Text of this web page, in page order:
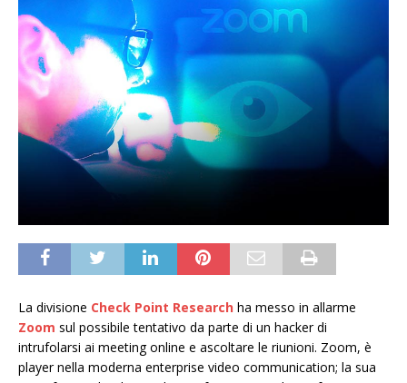
La divisione Check Point Research ha messo in allarme
Zoom sul possibile tentativo da parte di un hacker di
intrufolarsi ai meeting online e ascoltare le riunioni. Zoom, è
player nella moderna enterprise video communication; la sua